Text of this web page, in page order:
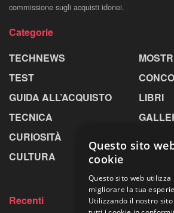
commissione sugli acquisti idonei.
Categorie
TECHNEWS
TEST
GUIDA ALL’ACQUISTO
TECNICA
CURIOSITÀ
CULTURA
LIBRI
Recenti
Questo sito
cookie
Questo sito web utilizza
migliorare la tua
Utilizzando il nostro